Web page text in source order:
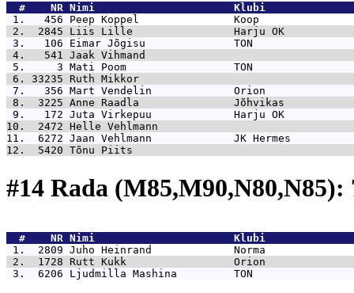
  #    NR
Nimi                      Klubi
1.   456 Peep Koppel               Koop
2.  2845 Liis Lille                Harju OK
3.   106 Eimar Jõgisu              TON
4.   541 Jaak Vihmand
5.     3 Mati Poom                 TON
6. 33235 Ruth Mikkor
7.   356 Mart Vendelin             Orion
8.  3225 Anne Raadla               Jõhvikas
9.   172 Juta Virkepuu             Harju OK
10.  2472 Helle Vehlmann
11.  6272 Jaan Vehlmann             JK Hermes
12.  5420 Tõnu Piits
#14 Rada
  #    NR
Nimi                      Klubi
1.  2809 Juho Heinrand             Norma
2.  1728 Rutt Kukk                 Orion
3.  6206 Ljudmilla Mashina         TON